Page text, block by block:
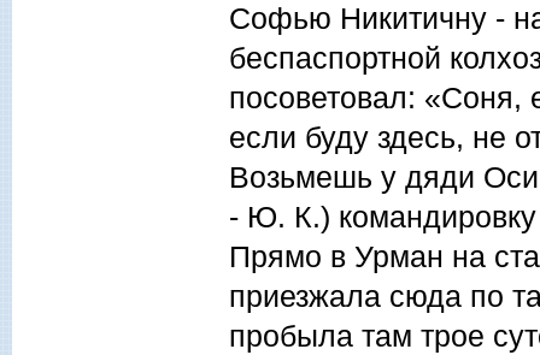
Софью Никитичну -
беспаспортной
посоветовал: «Соня,
если буду здесь, не
Возьмешь у дяди
- Ю. К.) командировку
Прямо в Урман на
приезжала сюда по
пробыла там трое